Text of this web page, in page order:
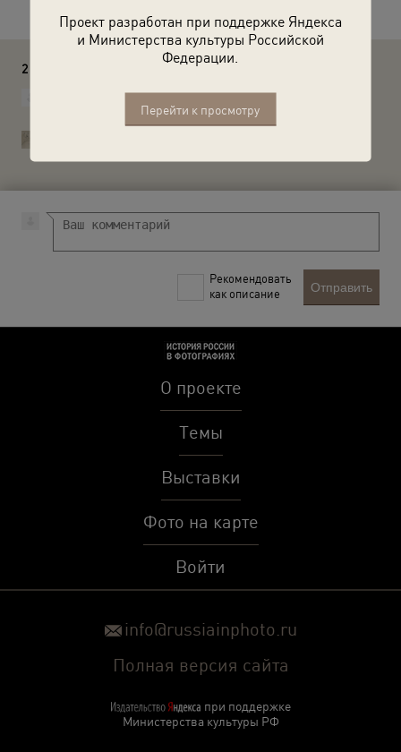
Проект разработан при поддержке Яндекса
и Министерства культуры Российской
Федерации.
Перейти к просмотру
2 комментария
Медведев Сергей
Прошу исправить-слева Шаргородская.
Рекомендовать
как описание
Отправить
О проекте
Темы
Выставки
Фото на карте
Войти
info@russiainphoto.ru
Полная версия сайта
при поддержке
Министерства культуры РФ